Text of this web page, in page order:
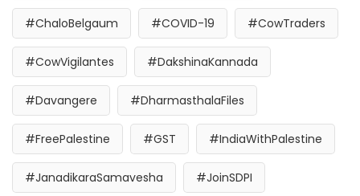
#ChaloBelgaum #COVID-19 #CowTraders
#CowVigilantes #DakshinaKannada
#Davangere #DharmasthalaFiles
#FreePalestine #GST #IndiaWithPalestine
#JanadikaraSamavesha #JoinSDPI